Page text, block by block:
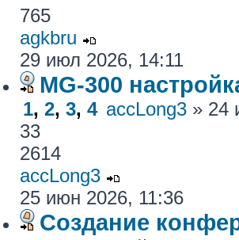
765
agkbru
29 июл 2026, 14:11
MG-300
1, 2, 3, 4 accLong3 » 24
33
2614
accLong3
25 июн 2026, 11:36
Создание